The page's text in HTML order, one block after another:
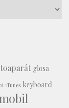
glosa
iTunes keyboard